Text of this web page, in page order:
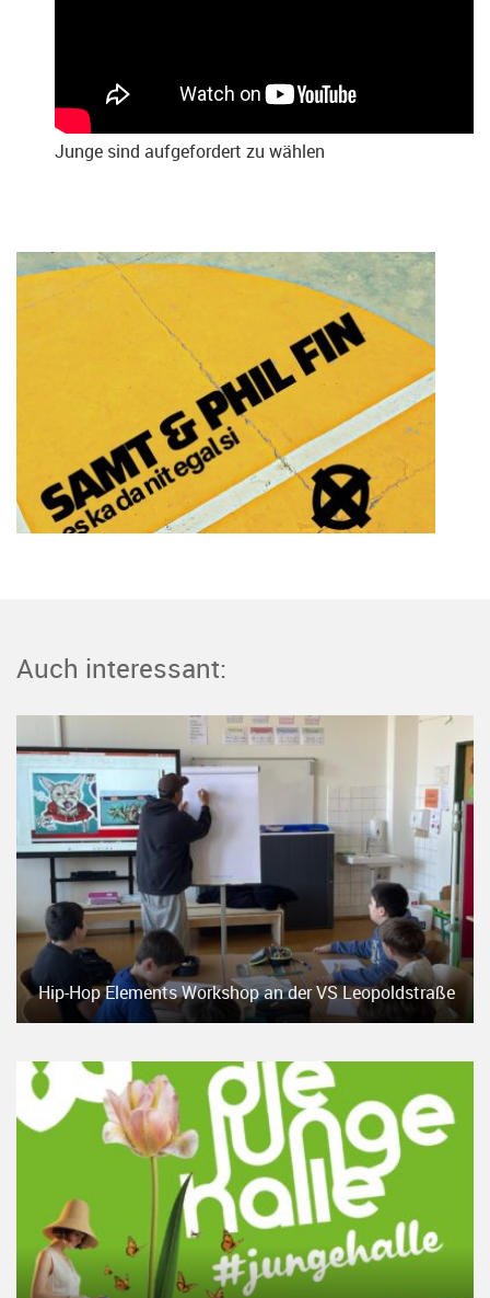
Junge sind aufgefordert zu wählen
Auch interessant:
Hip-Hop Elements Workshop an der VS Leopoldstraße